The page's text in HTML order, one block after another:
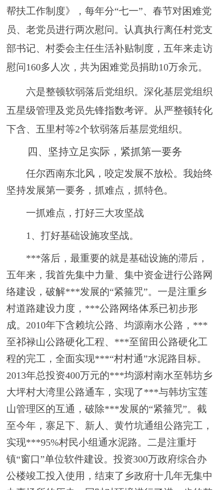
帮扶工作制度》，每年分“七一”、春节对困难党
员、老党员进行两次慰问。认真执行离任村党支
部书记、村委会主任生活补贴制度，五年来走访
慰问160多人次，共为困难党员捐助10万余元。
六是整顿软弱落后党组织。深化基层党组织
五星级管理及党员先锋指数考评。从严整顿转化
下含、五里村等2个软弱落后基层党组织。
四、坚持立足实际，紧抓第一要务
任尔西南东北风，咬定发展不放松。我始终
坚持发展第一要务，抓难点，抓特色。
一抓难点，打好三大攻坚战
1、打好基础设施攻坚战。
***落后，最重要的就是基础设施的滞后，
五年来，我首先集中力量、集中资金进行公路网
络建设，破解***发展的“紧箍咒”。 一是注重乡
村道路建设力度 ， ***公路网络体系已初步形
成。 2010年下含赖坑公路、均源南水公路， ***
至祁禄山公路硬化工程、 ***至留田公路硬化工
程的完工，全面实现***“村村通”水泥路目标。
2013年总投资400万元的***均源村南水至韩坊乡
大坪村大湾里公路通车，实现了***与韩坊宝莲
山管理区的互通，破除***发展的“紧箍咒”。截
至今年，寨足下、新人、黄竹坑通组公路完工，
实现***95%村民小组通水泥路。 二是注重圩
镇“窗口”单位软件建设。投资300万政府综合办
公楼竣工投入使用，结束了乡政府十几年无集中